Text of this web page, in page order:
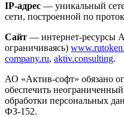
IP-адрес — уникальный
сети, построенной по
Сайт — интернет-ресурсы
ограничиваясь)
company.ru, aktiv.consulting.
АО «Актив-софт» обязано
обеспечить
обработки персональных
ФЗ-152.